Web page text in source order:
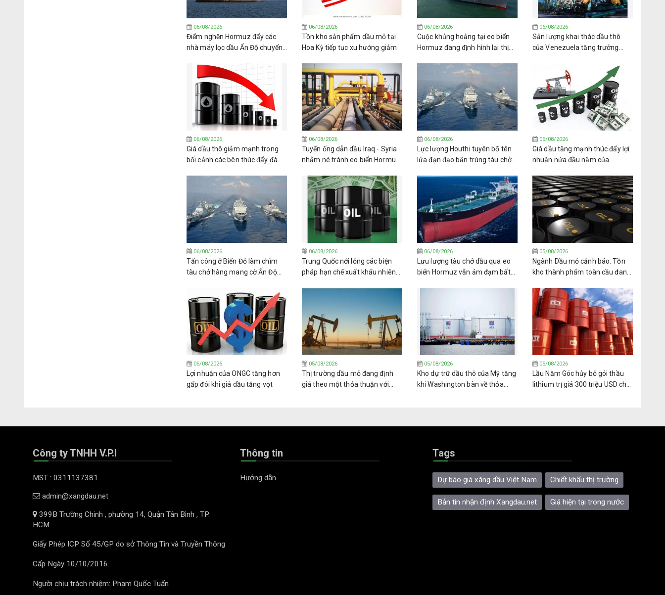
06/08/2026
Điểm nghẽn Hormuz đẩy các
nhà máy lọc dầu Ấn Độ chuyển
Tây Phi
06/08/2026
Tồn kho sản phẩm dầu mỏ tại
Hoa Kỳ tiếp tục xu hướng giảm
06/08/2026
Cuộc khủng hoảng tại eo biển
Hormuz đang định hình lại thị
(LPG) toàn cầu
06/08/2026
Sản lượng khai thác dầu thô
của Venezuela tăng trưởng
06/08/2026
Giá dầu thô giảm mạnh trong
bối cảnh các bên thúc đẩy đàm
06/08/2026
Tuyến ống dẫn dầu Iraq - Syria
nhằm né tránh eo biển Hormuz
vòng 3 năm
06/08/2026
Lực lượng Houthi tuyên bố tên
lửa đạn đạo bắn trúng tàu chở
06/08/2026
Giá dầu tăng mạnh thúc đẩy lợi
nhuận nửa đầu năm của
06/08/2026
Tấn công ở Biển Đỏ làm chìm
tàu chở hàng mang cờ Ấn Độ
06/08/2026
Trung Quốc nới lỏng các biện
pháp hạn chế xuất khẩu nhiên
06/08/2026
Lưu lượng tàu chở dầu qua eo
biển Hormuz vẫn ảm đạm bất
05/08/2026
Ngành Dầu mỏ cảnh báo: Tồn
kho thành phẩm toàn cầu đang
05/08/2026
Lợi nhuận của ONGC tăng hơn
gấp đôi khi giá dầu tăng vọt
05/08/2026
Thị trường dầu mỏ đang định
giá theo một thỏa thuận với
05/08/2026
Kho dự trữ dầu thô của Mỹ tăng
khi Washington bàn về thỏa
05/08/2026
Lầu Năm Góc hủy bỏ gói thầu
lithium trị giá 300 triệu USD cho
Công ty TNHH V.P.I
MST : 0311137381
admin@xangdau.net
399B Trường Chinh , phường 14, Quận Tân Bình , TP.
HCM
Giấy Phép ICP Số 45/GP do sở Thông Tin và Truyền Thông
Cấp Ngày 10/10/2016.
Người chịu trách nhiệm: Phạm Quốc Tuấn
Thông tin
Hướng dẫn
Tags
Dự báo giá xăng dầu Việt Nam Chiết khấu thị trường
Bản tin nhận định Xangdau.net Giá hiện tại trong nước